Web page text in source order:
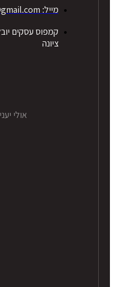
מייל: pitronot358@gmail.com
קמפוס עסקים
ציונה
אולי